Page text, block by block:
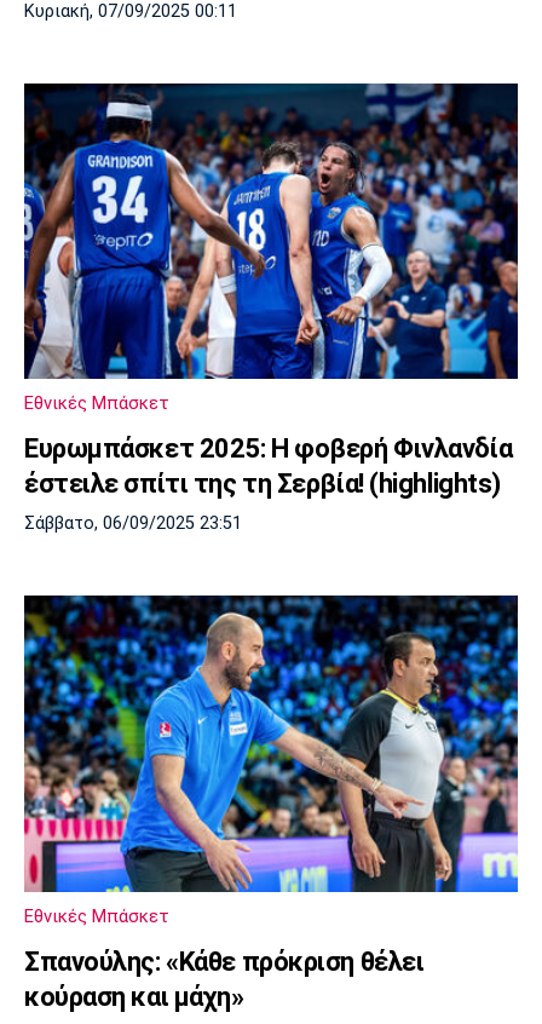
Κυριακή, 07/09/2025 00:11
Εθνικές Μπάσκετ
Ευρωμπάσκετ 2025: Η φοβερή Φινλανδία
έστειλε σπίτι της τη Σερβία! (highlights)
Σάββατο, 06/09/2025 23:51
Εθνικές Μπάσκετ
Σπανούλης: «Κάθε πρόκριση θέλει
κούραση και μάχη»